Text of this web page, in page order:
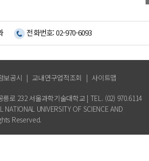
전화번호: 02-970-6093
보공시 | 교내연구업적조회 | 사이트맵
릉로 232 서울과학기술대학교 | TEL. (02) 970.6114
UNIVERSITY OF SCIENCE AND
Reserved.